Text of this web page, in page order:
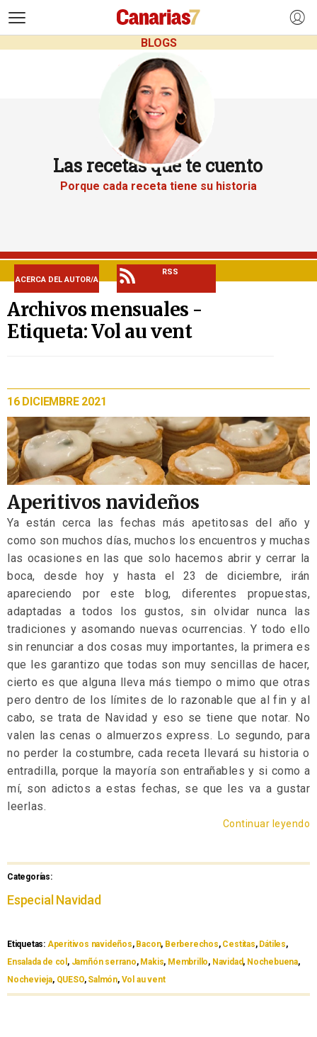
BLOGS
Las recetas que te cuento
Porque cada receta tiene su historia
ACERCA DEL AUTOR/A
RSS
Archivos mensuales -
Etiqueta: Vol au vent
16 DICIEMBRE 2021
Aperitivos navideños
Ya están cerca las fechas más apetitosas del año y
como son muchos días, muchos los encuentros y muchas
las ocasiones en las que solo hacemos abrir y cerrar la
boca, desde hoy y hasta el 23 de diciembre, irán
apareciendo por este blog, diferentes propuestas,
adaptadas a todos los gustos, sin olvidar nunca las
tradiciones y asomando nuevas ocurrencias. Y todo ello
sin renunciar a dos cosas muy importantes, la primera es
que les garantizo que todas son muy sencillas de hacer,
cierto es que alguna lleva más tiempo o mimo que otras
pero dentro de los límites de lo razonable que al fin y al
cabo, se trata de Navidad y eso se tiene que notar. No
valen las cenas o almuerzos express. Lo segundo, para
no perder la costumbre, cada receta llevará su historia o
entradilla, porque la mayoría son entrañables y si como a
mí, son adictos a estas fechas, se que les va a gustar
leerlas.
Continuar leyendo
Categorías:
Especial Navidad
Etiquetas: Aperitivos navideños, Bacon, Berberechos, Cestitas, Dátiles,
Ensalada de col , Jamñón serrano, Makis, Membrillo, Navidad, Nochebuena,
Nochevieja, QUESO, Salmón, Vol au vent